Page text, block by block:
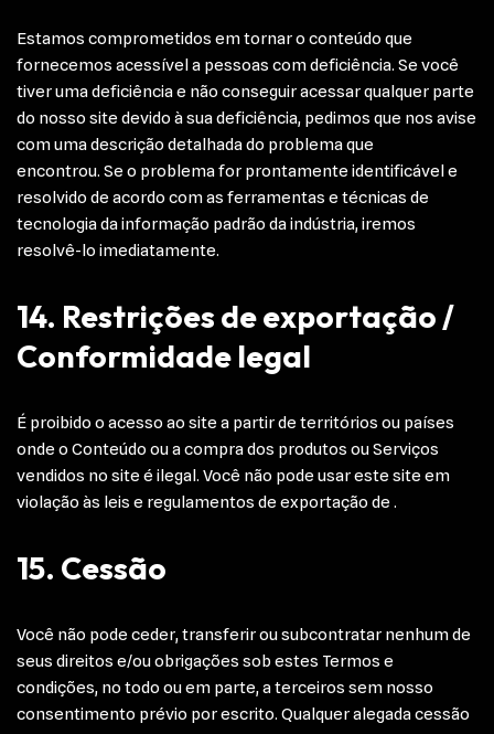
Estamos comprometidos em tornar o conteúdo que
fornecemos acessível a pessoas com deficiência. Se você
tiver uma deficiência e não conseguir acessar qualquer parte
do nosso site devido à sua deficiência, pedimos que nos avise
com uma descrição detalhada do problema que
encontrou. Se o problema for prontamente identificável e
resolvido de acordo com as ferramentas e técnicas de
tecnologia da informação padrão da indústria, iremos
resolvê-lo imediatamente.
14. Restrições de exportação /
Conformidade legal
É proibido o acesso ao site a partir de territórios ou países
onde o Conteúdo ou a compra dos produtos ou Serviços
vendidos no site é ilegal. Você não pode usar este site em
violação às leis e regulamentos de exportação de .
15. Cessão
Você não pode ceder, transferir ou subcontratar nenhum de
seus direitos e/ou obrigações sob estes Termos e
condições, no todo ou em parte, a terceiros sem nosso
consentimento prévio por escrito. Qualquer alegada cessão